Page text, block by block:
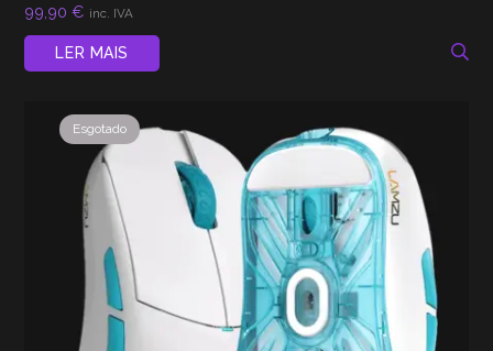
99,90€ inc. IVA
LER MAIS
Esgotado